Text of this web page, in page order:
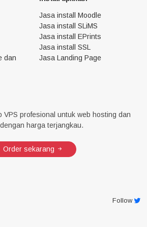
dan
Jasa install Moodle
Jasa install SLiMS
Jasa install EPrints
Jasa install SSL
Jasa Landing Page
VPS profesional untuk web hosting dan
harga terjangkau.
Order sekarang
Follow